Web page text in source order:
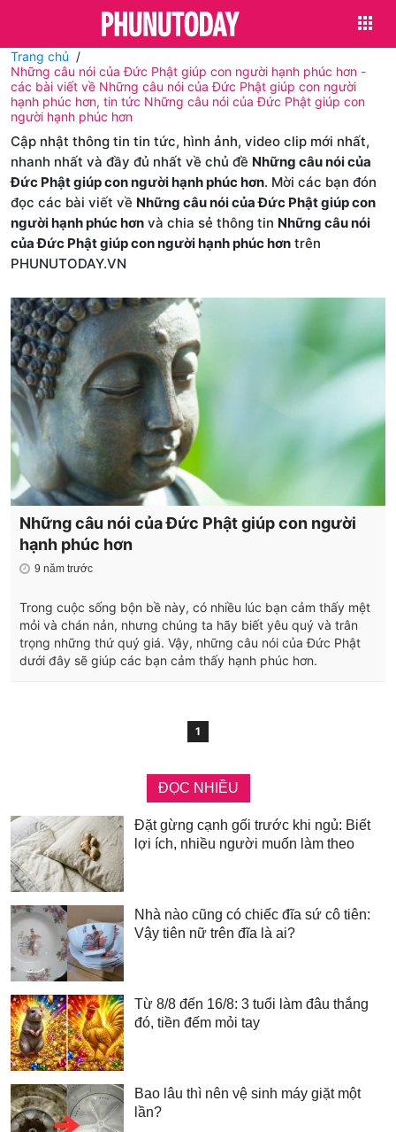
Trang chủ
Những câu nói của Đức Phật giúp con người hạnh phúc hơn -
các bài viết về Những câu nói của Đức Phật giúp con người
hạnh phúc hơn, tin tức Những câu nói của Đức Phật giúp con
người hạnh phúc hơn
Cập nhật thông tin tin tức, hình ảnh, video clip mới nhất,
nhanh nhất và đầy đủ nhất về chủ đề Những câu nói của
Đức Phật giúp con người hạnh phúc hơn. Mời các bạn đón
đọc các bài viết về Những câu nói của Đức Phật giúp con
người hạnh phúc hơn và chia sẻ thông tin Những câu nói
của Đức Phật giúp con người hạnh phúc hơn trên
PHUNUTODAY.VN
Những câu nói của Đức Phật giúp con người
hạnh phúc hơn
9 năm trước
Trong cuộc sống bộn bề này, có nhiều lúc bạn cảm thấy mệt
mỏi và chán nản, nhưng chúng ta hãy biết yêu quý và trân
trọng những thứ quý giá. Vậy, những câu nói của Đức Phật
dưới đây sẽ giúp các bạn cảm thấy hạnh phúc hơn.
1
ĐỌC NHIỀU
Đặt gừng cạnh gối trước khi ngủ: Biết
lợi ích, nhiều người muốn làm theo
Nhà nào cũng có chiếc đĩa sứ cô tiên:
Vậy tiên nữ trên đĩa là ai?
Từ 8/8 đến 16/8: 3 tuổi làm đâu thắng
đó, tiền đếm mỏi tay
Bao lâu thì nên vệ sinh máy giặt một
lần?